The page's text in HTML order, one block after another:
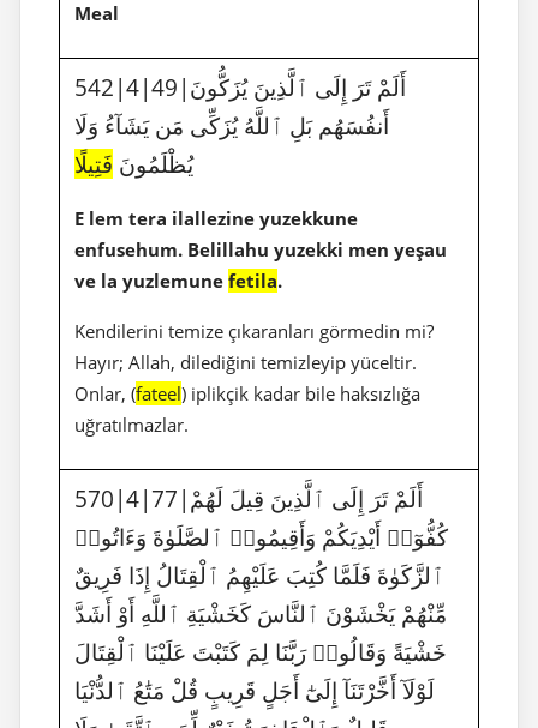
Meal
542|4|49|أَلَمْ تَرَ إِلَى ٱلَّذِينَ يُزَكُّونَ
أَنفُسَهُم بَلِ ٱللَّهُ يُزَكِّى مَن يَشَآءُ وَلَا
يُظْلَمُونَ فَتِيلًا
E lem tera ilallezine yuzekkune
enfusehum. Belillahu yuzekki men yeşau
ve la yuzlemune fetila.
Kendilerini temize çıkaranları görmedin mi?
Hayır; Allah, dilediğini temizleyip yüceltir.
Onlar, (fateel) iplikçik kadar bile haksızlığa
uğratılmazlar.
570|4|77|أَلَمْ تَرَ إِلَى ٱلَّذِينَ قِيلَ لَهُمْ
كُفُّوٓا۟ أَيْدِيَكُمْ وَأَقِيمُوا۟ ٱلصَّلَوٰةَ وَءَاتُوا۟
ٱلزَّكَوٰةَ فَلَمَّا كُتِبَ عَلَيْهِمُ ٱلْقِتَالُ إِذَا فَرِيقٌ
مِّنْهُمْ يَخْشَوْنَ ٱلنَّاسَ كَخَشْيَةِ ٱللَّهِ أَوْ أَشَدَّ
خَشْيَةً وَقَالُوا۟ رَبَّنَا لِمَ كَتَبْتَ عَلَيْنَا ٱلْقِتَالَ
لَوْلَآ أَخَّرْتَنَآ إِلَىٰٓ أَجَلٍ قَرِيبٍ قُلْ مَتَٰعُ ٱلدُّنْيَا